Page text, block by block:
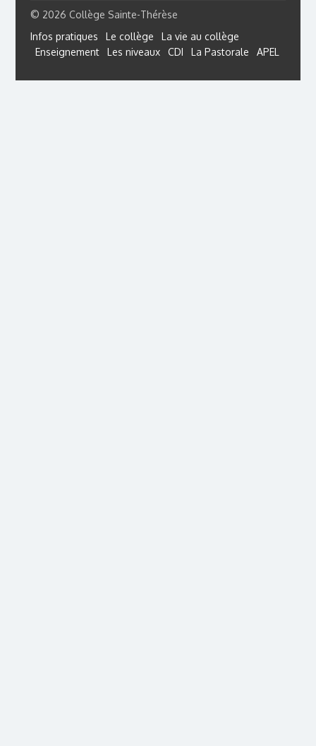
© 2026 Collège Sainte-Thérèse
Infos pratiques
Le collège
La vie au collège
Enseignement
Les niveaux CDI La Pastorale APEL